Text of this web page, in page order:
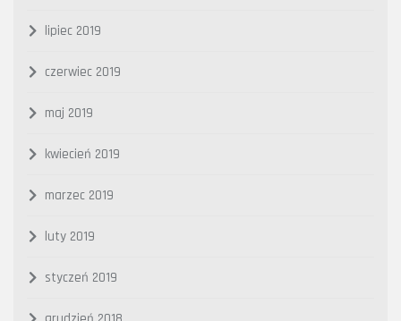
lipiec 2019
czerwiec 2019
maj 2019
kwiecień 2019
marzec 2019
luty 2019
styczeń 2019